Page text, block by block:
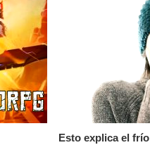
Esto explica el frío